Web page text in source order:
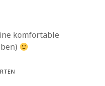
komfortable